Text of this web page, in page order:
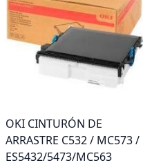
OKI CINTURÓN DE
ARRASTRE C532 / MC573 /
ES5432/5473/MC563